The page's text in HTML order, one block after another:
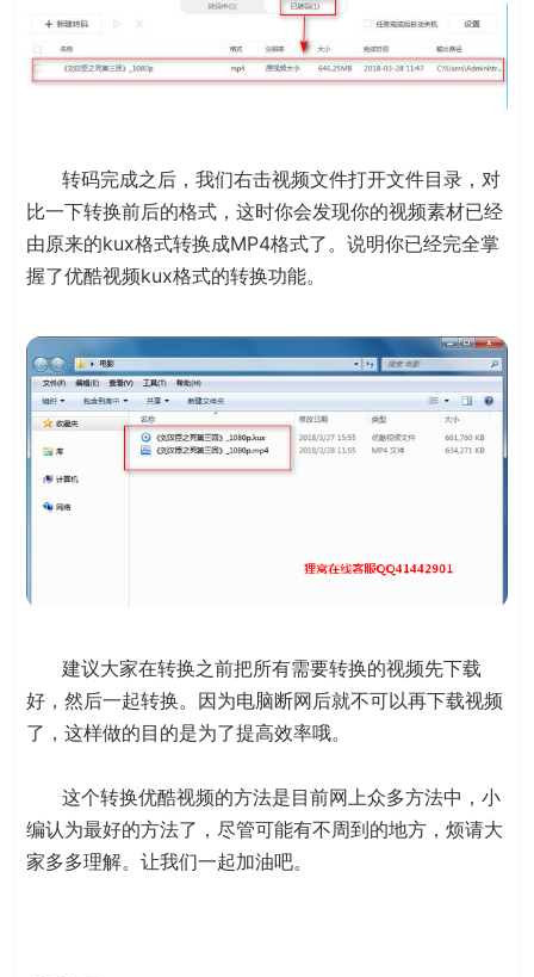
转码完成之后，我们右击视频文件打开文件目录，对
比一下转换前后的格式，这时你会发现你的视频素材已经
由原来的kux格式转换成MP4格式了。说明你已经完全掌
握了优酷视频kux格式的转换功能。
建议大家在转换之前把所有需要转换的视频先下载
好，然后一起转换。因为电脑断网后就不可以再下载视频
了，这样做的目的是为了提高效率哦。
这个转换优酷视频的方法是目前网上众多方法中，小
编认为最好的方法了，尽管可能有不周到的地方，烦请大
家多多理解。让我们一起加油吧。